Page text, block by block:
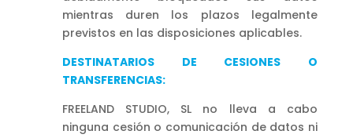
mientras duren los plazos legalmente
previstos en las disposiciones aplicables.
DESTINATARIOS DE CESIONES O
TRANSFERENCIAS:
FREELAND STUDIO, SL no lleva a cabo
ninguna cesión o comunicación de datos ni